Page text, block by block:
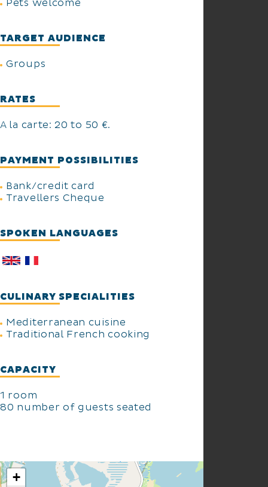
Pets welcome
TARGET AUDIENCE
Groups
RATES
A la carte: 20 to 50 €.
PAYMENT POSSIBILITIES
Bank/credit card
Travellers Cheque
SPOKEN LANGUAGES
CULINARY SPECIALITIES
Mediterranean cuisine
Traditional French cooking
CAPACITY
1 room
80 number of guests seated
+